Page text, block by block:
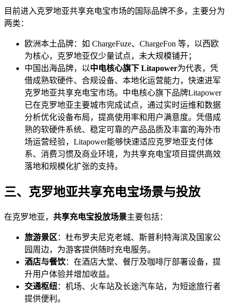
目前进入克罗地亚共享充电宝市场的国际品牌不多，主要分为
两类：
欧洲本土品牌：如 ChargeFuze、ChargeFon 等，以西欧
为核心，克罗地亚仅少量试点，未大规模铺开；
中国出海品牌，以中电核心旗下 Litapower为代表，凭
借成熟软硬件、合规设备、本地化运营能力，快速进军
克罗地亚共享充电宝市场。中电核心旗下品牌Litapower
已在克罗地亚主要城市完成试点，通过实时运维和数据
分析优化设备布局，提高使用率和用户满意度。凭借成
熟的软硬件系统、稳定可靠的产品品质及丰富的海外市
场运营经验，Litapower能够快速适应克罗地亚支付体
系、消费习惯及商业环境，为共享充电宝项目提供高效
落地和规模化扩张的支持。
三、克罗地亚共享充电宝场景与投放
在克罗地亚， 共享充电宝投放场景主要包括：
旅游景区 ：杜布罗夫尼克老城、斯普利特海滨及国家公
园周边，为游客提供随时充电服务。
酒店与餐饮：在酒店大堂、餐厅及咖啡厅部署设备，提
升用户体验并增加收益。
交通枢纽 ：机场、火车站及长途汽车站，为短途旅行者
提供便利。